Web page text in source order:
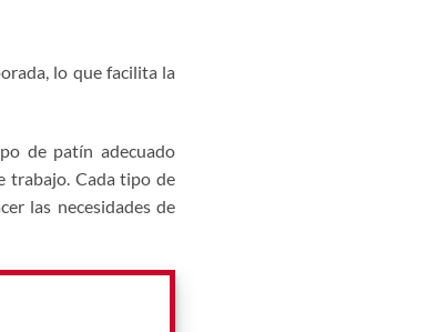
lo que facilita la
de patín adecuado
trabajo. Cada tipo de
las necesidades de